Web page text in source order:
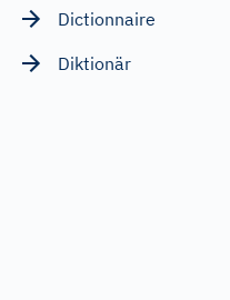
Dictionnaire
Diktionär